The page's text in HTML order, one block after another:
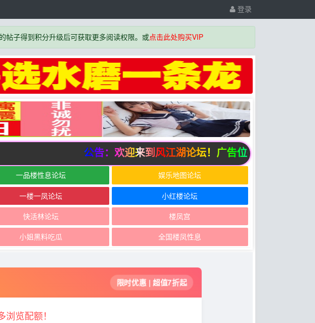
登录
帖子得到积分升级后可获取更多阅读权限。或点击此处购买VIP
公告：欢迎来到风江湖论坛！广告位招商中
一品楼性息论坛 娱乐地图论坛
一楼一凤论坛 小红楼论坛
快活林论坛 楼凤宫
小姐黑料吃瓜 全国楼凤性息
限时优惠 | 超值7折起
览配额！